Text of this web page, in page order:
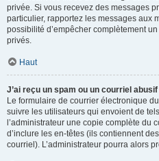
privée. Si vous recevez des messages
particulier, rapportez les messages aux
possibilité d’empêcher complètement
privés.
Haut
J’ai reçu un spam ou un courriel
Le formulaire de courrier électronique
suivre les utilisateurs qui envoient de
l’administrateur une copie complète du
d’inclure les en-têtes (ils contiennent
courriel). L’administrateur pourra alors